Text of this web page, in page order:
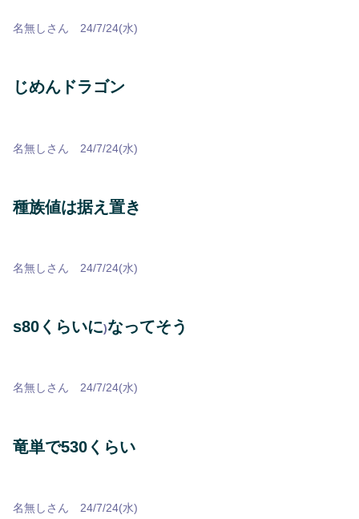
名無しさん 24/7/24(水)
じめんドラゴン
名無しさん 24/7/24(水)
種族値は据え置き
名無しさん 24/7/24(水)
s80くらいに)なってそう
名無しさん 24/7/24(水)
竜単で530くらい
名無しさん 24/7/24(水)